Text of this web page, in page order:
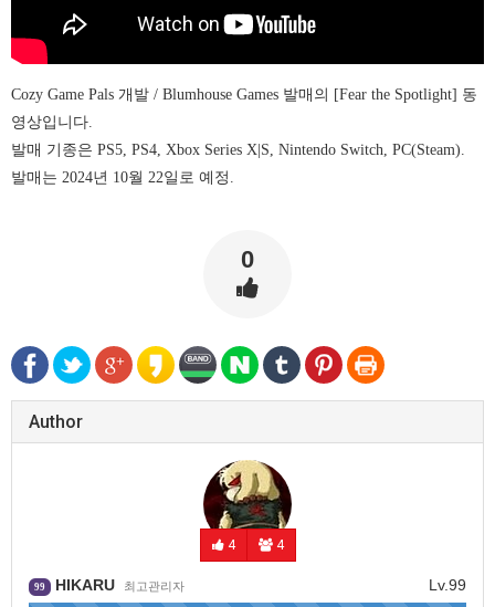
Cozy Game Pals 개발 / Blumhouse Games 발매의 [Fear the Spotlight] 동
영상입니다.
발매 기종은 PS5, PS4, Xbox Series X|S, Nintendo Switch, PC(Steam).
발매는 2024년 10월 22일로 예정.
0
Author
4 4
Lv.99
99 HIKARU 최고관리자